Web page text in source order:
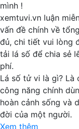
mình !
xemtuvi.vn luận
vấn đề chính về
đủ, chi tiết vui lòng
tải lá số để chia sẻ
phí.
Lá số tử vi là gì? Là
công năng chính
hoàn cảnh sống và
đời của một người.
Xem thêm